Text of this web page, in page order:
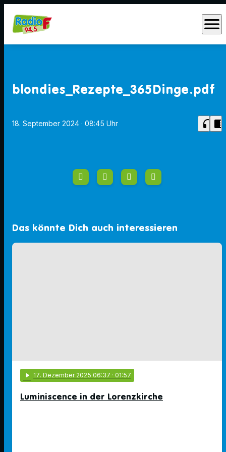
menu
blondies_Rezepte_365Dinge.pdf
18. September 2024 · 08:45 Uhr headphones chrome_reader_mode
Das könnte Dich auch interessieren
play_arrow 17. Dezember 2025 06:37 · 01:57
Luminiscence in der Lorenzkirche